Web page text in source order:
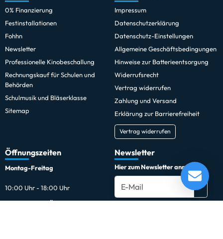
0% Finanzierung
Festinstallationen
Fohhn
Newsletter
Professionelle Kinobeschallung
Rechnungskauf für Schulen und
Behörden
Schulmusik und Bläserklasse
Sitemap
Impressum
Datenschutzerklärung
Datenschutz-Einstellungen
Allgemeine Geschäftsbedingungen
Hinweise zur Batterieentsorgung
Widerrufsrecht
Vertrag widerrufen
Zahlung und Versand
Erklärung zur Barrierefreiheit
Vertrag widerrufen
Öffnungszeiten
Montag-Freitag
10:00 Uhr - 18:00 Uhr
Newsletter
Hier zum Newsletter anmelden